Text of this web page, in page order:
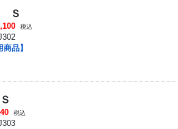
Ｓ
税込
品】
税込